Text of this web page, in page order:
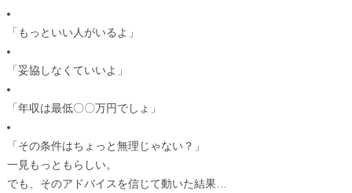
「もっといい人がいるよ」
「妥協しなくていいよ」
「年収は最低〇〇万円でしょ」
「その条件はちょっと無理じゃない？」
一見もっともらしい。
でも、そのアドバイスを信じて動いた結果…